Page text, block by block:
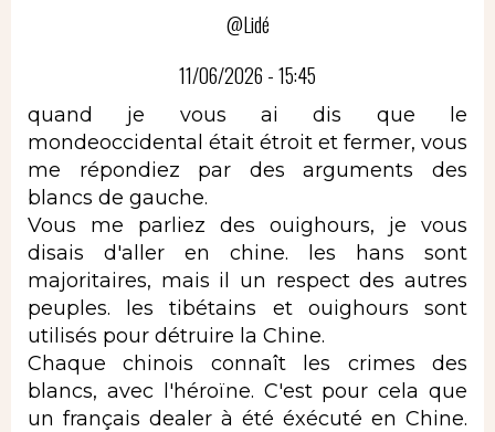
@Lidé
11/06/2026 - 15:45
quand je vous ai dis que le
mondeoccidental était étroit et fermer, vous
me répondiez par des arguments des
blancs de gauche.
Vous me parliez des ouighours, je vous
disais d'aller en chine. les hans sont
majoritaires, mais il un respect des autres
peuples. les tibétains et ouighours sont
utilisés pour détruire la Chine.
Chaque chinois connaît les crimes des
blancs, avec l'héroïne. C'est pour cela que
un français dealer à été éxécuté en Chine.